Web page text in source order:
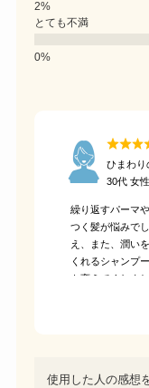
とても不満
ひまわり
30代 女性
繰り返すパーマ
つく髪が悩みで
え、また、潤い
くれるシャンプ
を変えてくれまし
整えてくれるシ
使用した人の感想